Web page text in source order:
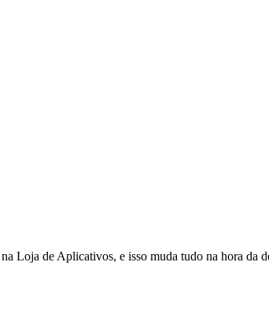
Loja de Aplicativos, e isso muda tudo na hora da